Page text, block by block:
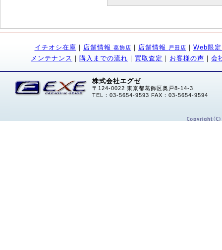
イチオシ在庫 ｜ 店舗情報 葛飾店 ｜ 店舗情報 戸田店 ｜ Web限
メンテナンス ｜ 購入までの流れ ｜ 買取査定 ｜ お客様の声 ｜ 会
株式会社エグゼ
〒124-0022 東京都葛飾区奥戸8-14-3
TEL：03-5654-9593 FAX：03-5654-9594